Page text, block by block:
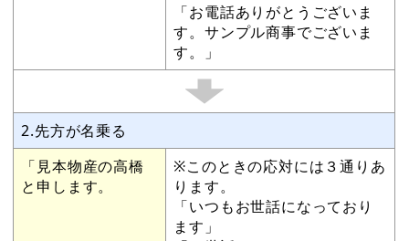
「お電話ありがとうございま
す。サンプル商事でございま
す。」
2.先方が名乗る
「見本物産の高橋
と申します。
※このときの応対には３通りあ
ります。
「いつもお世話になっており
ます」